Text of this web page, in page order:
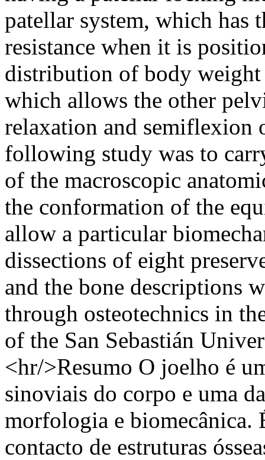
patellar system, which has
resistance when it is
distribution of body
which allows the other
relaxation and semiflexion
following study was to
of the macroscopic
the conformation of the
allow a particular
dissections of eight
and the bone descriptions
through osteotechnics in
of the San Sebastián
<hr/>Resumo O joelho é
sinoviais do corpo e uma
morfologia e biomecânica.
contacto de estruturas